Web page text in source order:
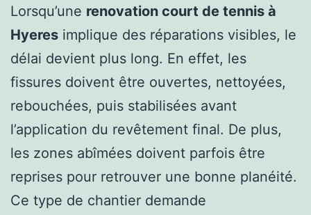
Lorsqu’une renovation court de tennis à
Hyeres implique des réparations visibles, le
délai devient plus long. En effet, les
fissures doivent être ouvertes, nettoyées,
rebouchées, puis stabilisées avant
l’application du revêtement final. De plus,
les zones abîmées doivent parfois être
reprises pour retrouver une bonne planéité.
Ce type de chantier demande